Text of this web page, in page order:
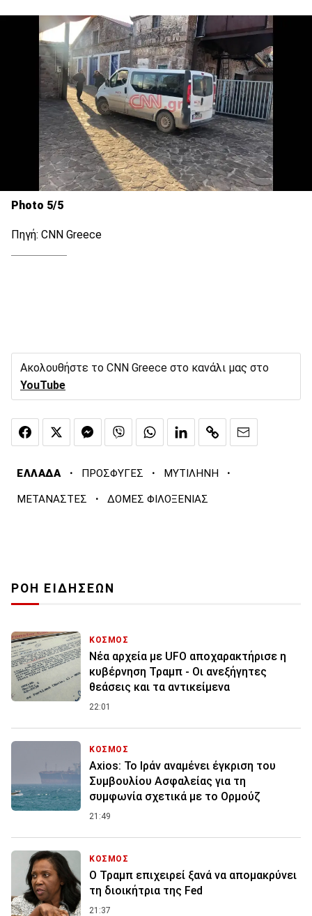
Photo 5/5
Πηγή: CNN Greece
Ακολουθήστε το CNN Greece στο κανάλι μας στο
YouTube
ΕΛΛΑΔΑ · ΠΡΟΣΦΥΓΕΣ · ΜΥΤΙΛΗΝΗ ·
ΜΕΤΑΝΑΣΤΕΣ · ΔΟΜΕΣ ΦΙΛΟΞΕΝΙΑΣ
ΡΟΗ ΕΙΔΗΣΕΩΝ
ΚΟΣΜΟΣ
Νέα αρχεία με UFO αποχαρακτήρισε η
κυβέρνηση Τραμπ - Οι ανεξήγητες
θεάσεις και τα αντικείμενα
22:01
ΚΟΣΜΟΣ
Axios: Το Ιράν αναμένει έγκριση του
Συμβουλίου Ασφαλείας για τη
συμφωνία σχετικά με το Ορμούζ
21:49
ΚΟΣΜΟΣ
Ο Τραμπ επιχειρεί ξανά να απομακρύνει
τη διοικήτρια της Fed
21:37